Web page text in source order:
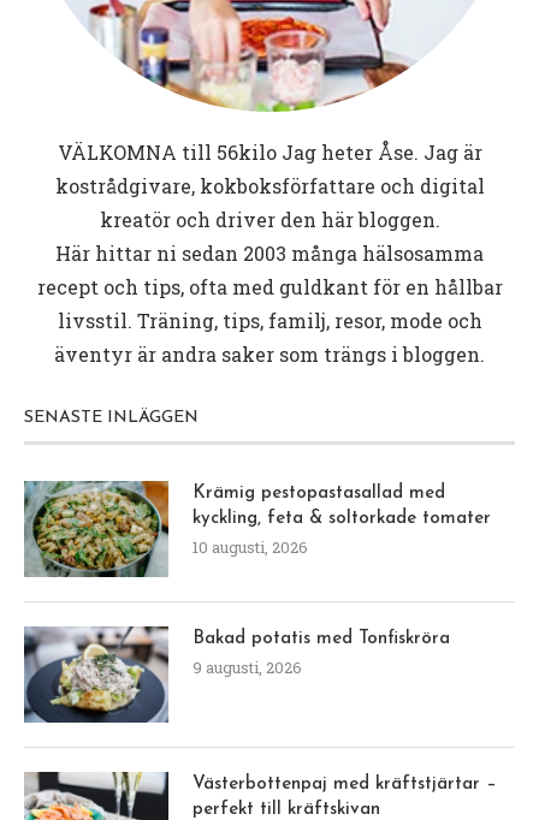
VÄLKOMNA till 56kiloJag heter Åse. Jag är
kostrådgivare, kokboksförfattare och digital
kreatör och driver den här bloggen.
Här hittar ni sedan 2003 många hälsosamma
recept och tips, ofta med guldkant för en hållbar
livsstil. Träning, tips, familj, resor, mode och
äventyr är andra saker som trängs i bloggen.
SENASTE INLÄGGEN
Krämig pestopastasallad med
kyckling, feta & soltorkade tomater
10 augusti, 2026
Bakad potatis med Tonfiskröra
9 augusti, 2026
Västerbottenpaj med kräftstjärtar –
perfekt till kräftskivan